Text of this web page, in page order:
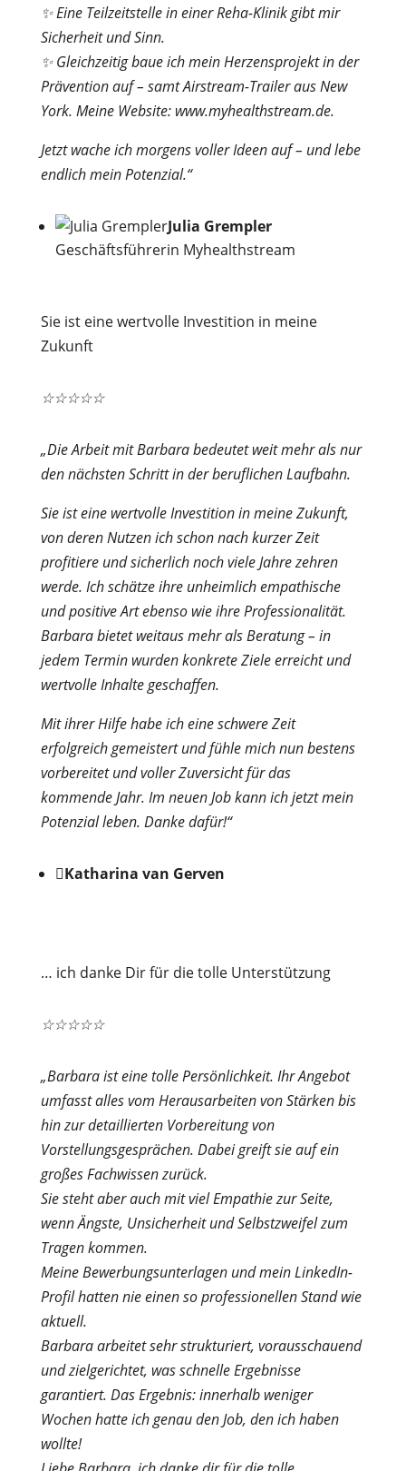
✨ Eine Teilzeitstelle in einer Reha-Klinik gibt mir
Sicherheit und Sinn.
✨ Gleichzeitig baue ich mein Herzensprojekt in der
Prävention auf – samt Airstream-Trailer aus New
York. Meine Website: www.myhealthstream.de.
Jetzt wache ich morgens voller Ideen auf – und lebe
endlich mein Potenzial.“
Julia Grempler
Geschäftsführerin Myhealthstream
Sie ist eine wertvolle Investition in meine
Zukunft
☆☆☆☆☆
„Die Arbeit mit Barbara bedeutet weit mehr als nur
den nächsten Schritt in der beruflichen Laufbahn.
Sie ist eine wertvolle Investition in meine Zukunft,
von deren Nutzen ich schon nach kurzer Zeit
profitiere und sicherlich noch viele Jahre zehren
werde. Ich schätze ihre unheimlich empathische
und positive Art ebenso wie ihre Professionalität.
Barbara bietet weitaus mehr als Beratung – in
jedem Termin wurden konkrete Ziele erreicht und
wertvolle Inhalte geschaffen.
Mit ihrer Hilfe habe ich eine schwere Zeit
erfolgreich gemeistert und fühle mich nun bestens
vorbereitet und voller Zuversicht für das
kommende Jahr. Im neuen Job kann ich jetzt mein
Potenzial leben. Danke dafür!“
Katharina van Gerven
… ich danke Dir für die tolle Unterstützung
☆☆☆☆☆
„Barbara ist eine tolle Persönlichkeit. Ihr Angebot
umfasst alles vom Herausarbeiten von Stärken bis
hin zur detaillierten Vorbereitung von
Vorstellungsgesprächen. Dabei greift sie auf ein
großes Fachwissen zurück.
Sie steht aber auch mit viel Empathie zur Seite,
wenn Ängste, Unsicherheit und Selbstzweifel zum
Tragen kommen.
Meine Bewerbungsunterlagen und mein LinkedIn-
Profil hatten nie einen so professionellen Stand wie
aktuell.
Barbara arbeitet sehr strukturiert, vorausschauend
und zielgerichtet, was schnelle Ergebnisse
garantiert. Das Ergebnis: innerhalb weniger
Wochen hatte ich genau den Job, den ich haben
wollte!